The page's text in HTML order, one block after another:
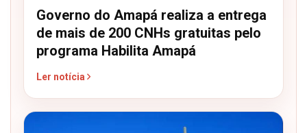
Governo do Amapá realiza a entrega
de mais de 200 CNHs gratuitas pelo
programa Habilita Amapá
Ler notícia